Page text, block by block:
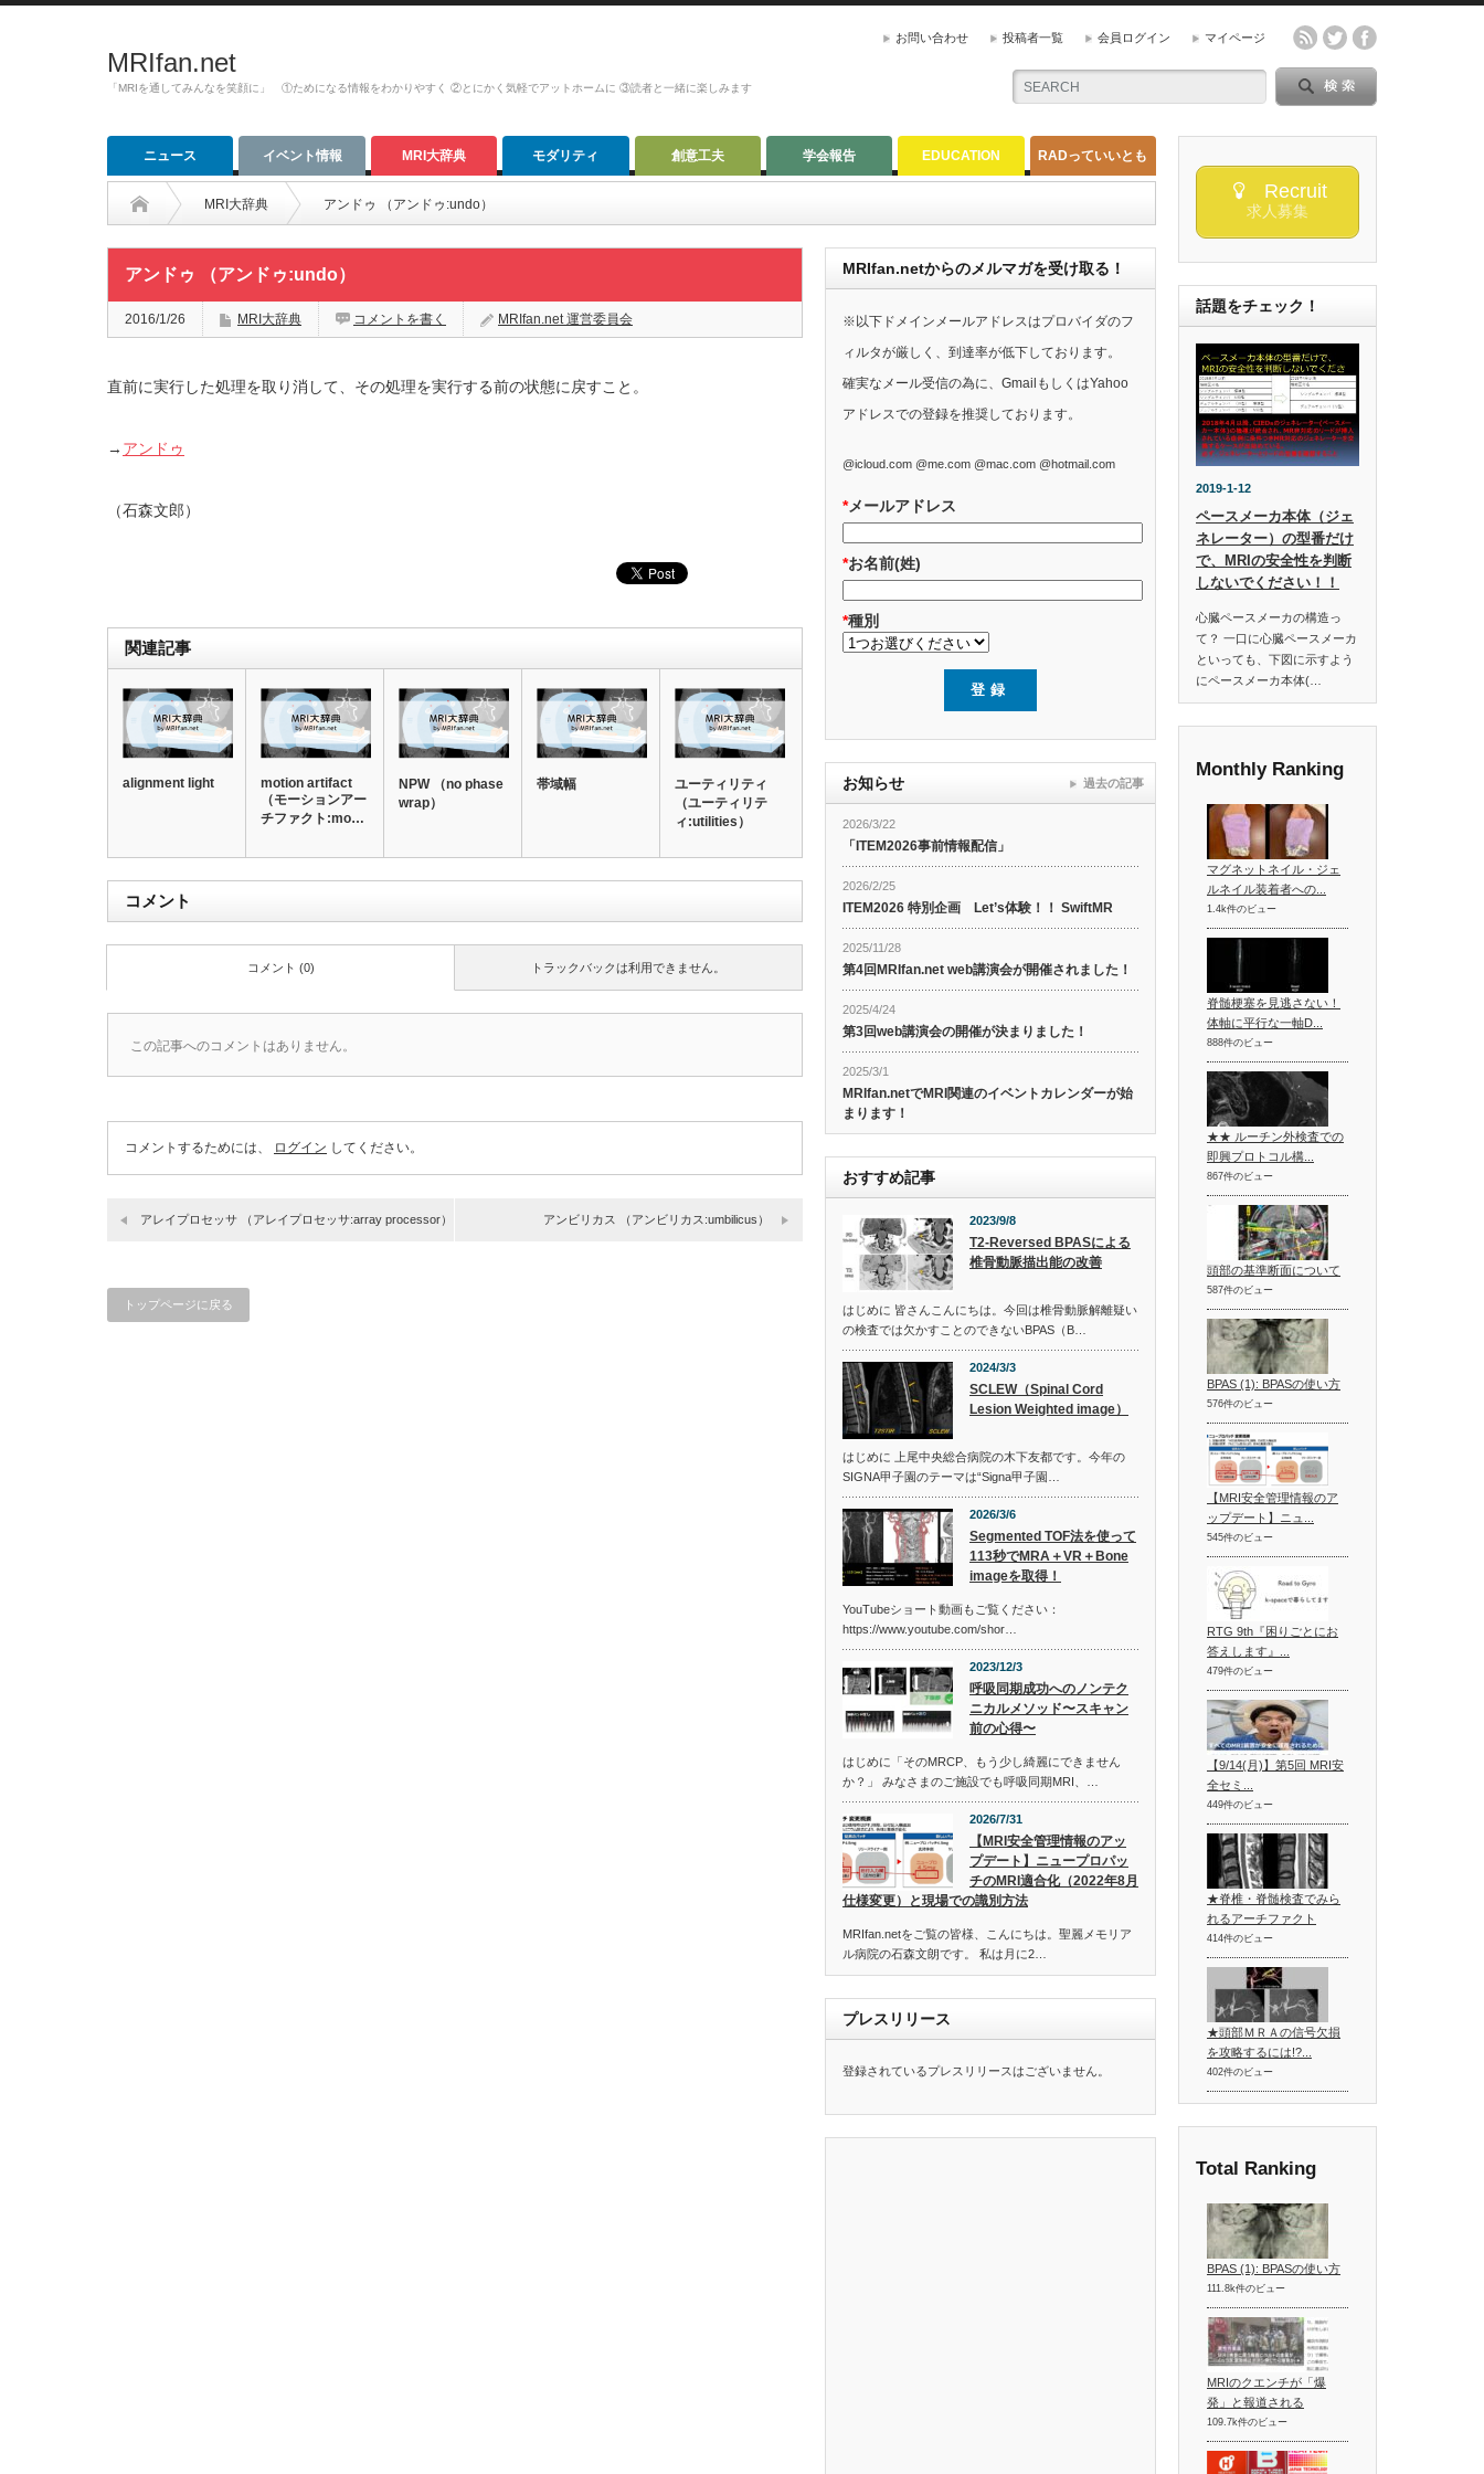
MRIfan.net
「MRIを通してみんなを笑顔に」 ①ためになる情報をわかりやすく ②とにかく気軽でアットホームに ③読者と一緒に楽しみます
お問い合わせ 投稿者一覧 会員ログイン マイページ
ニュース イベント情報 MRI大辞典 モダリティ 創意工夫 学会報告 EDUCATION RADっていいとも
MRI大辞典 アンドゥ （アンドゥ:undo）
アンドゥ （アンドゥ:undo）
2016/1/26 MRI大辞典 コメントを書く MRIfan.net 運営委員会
直前に実行した処理を取り消して、その処理を実行する前の状態に戻すこと。
→ アンドゥ
（石森文郎）
関連記事
alignment light
motion artifact
（モーションアー
チファクト:mo…
NPW （no phase
wrap）
帯域幅
ユーティリティ
（ユーティリテ
ィ:utilities）
コメント
トラックバックは利用できません。
コメント (0)
この記事へのコメントはありません。
コメントするためには、 ログイン してください。
アレイプロセッサ （アレイプロセッサ:array processor） アンビリカス （アンビリカス:umbilicus）
トップページに戻る
MRIfan.netからのメルマガを受け取る！
※以下ドメインメールアドレスはプロバイダのフ
ィルタが厳しく、到達率が低下しております。
確実なメール受信の為に、GmailもしくはYahoo
アドレスでの登録を推奨しております。
@icloud.com @me.com @mac.com @hotmail.com
*メールアドレス
*お名前(姓)
*種別
お知らせ
2026/3/22
「ITEM2026事前情報配信」
2026/2/25
ITEM2026 特別企画 Let’s体験！！ SwiftMR
2025/11/28
第4回MRIfan.net web講演会が開催されました！
2025/4/24
第3回web講演会の開催が決まりました！
2025/3/1
MRIfan.netでMRI関連のイベントカレンダーが始
まります！
過去の記事
おすすめ記事
2023/9/8
T2-Reversed BPASによる
椎骨動脈描出能の改善
はじめに 皆さんこんにちは。今回は椎骨動脈解離疑い
の検査では欠かすことのできないBPAS（B…
2024/3/3
SCLEW（Spinal Cord
Lesion Weighted image）
はじめに 上尾中央総合病院の木下友都です。今年の
SIGNA甲子園のテーマは“Signa甲子園…
2026/3/6
Segmented TOF法を使って
113秒でMRA＋VR＋Bone
imageを取得！
YouTubeショート動画もご覧ください：
https://www.youtube.com/shor…
2023/12/3
呼吸同期成功へのノンテク
ニカルメソッド〜スキャン
前の心得〜
はじめに「そのMRCP、もう少し綺麗にできません
か？」 みなさまのご施設でも呼吸同期MRI、…
2026/7/31
【MRI安全管理情報のアッ
プデート】ニュープロパッ
チのMRI適合化（2022年8月
仕様変更）と現場での識別方法
MRIfan.netをご覧の皆様、こんにちは。聖麗メモリア
ル病院の石森文朗です。 私は月に2…
プレスリリース
登録されているプレスリリースはございません。
Recruit
求人募集
話題をチェック！
2019-1-12
ペースメーカ本体（ジェ
ネレーター）の型番だけ
で、MRIの安全性を判断
しないでください！！
心臓ペースメーカの構造っ
て？ 一口に心臓ペースメーカ
といっても、下図に示すよう
にペースメーカ本体(…
Monthly Ranking
マグネットネイル・ジェ
ルネイル装着者への...
1.4k件のビュー
脊髄梗塞を見逃さない！
体軸に平行な一軸D...
888件のビュー
★★ ルーチン外検査での
即興プロトコル構...
867件のビュー
頭部の基準断面について
587件のビュー
BPAS (1): BPASの使い方
576件のビュー
【MRI安全管理情報のア
ップデート】ニュ...
545件のビュー
RTG 9th『困りごとにお
答えします』...
479件のビュー
【9/14(月)】第5回 MRI安
全セミ...
449件のビュー
★脊椎・脊髄検査でみら
れるアーチファクト
414件のビュー
★頭部ＭＲＡの信号欠損
を攻略するには!?...
402件のビュー
Total Ranking
BPAS (1): BPASの使い方
111.8k件のビュー
MRIのクエンチが「爆
発」と報道される
109.7k件のビュー